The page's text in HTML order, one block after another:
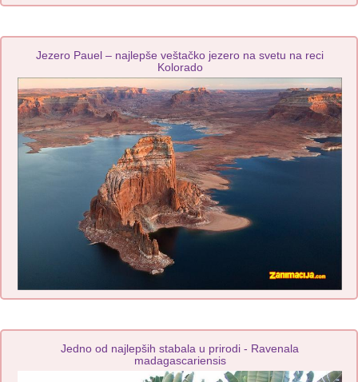
Jezero Pauel – najlepše veštačko jezero na svetu na reci
Kolorado
Jedno od najlepših stabala u prirodi - Ravenala
madagascariensis